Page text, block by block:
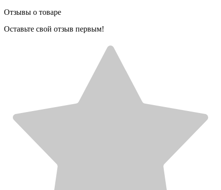
Отзывы о товаре
Оставьте свой отзыв первым!